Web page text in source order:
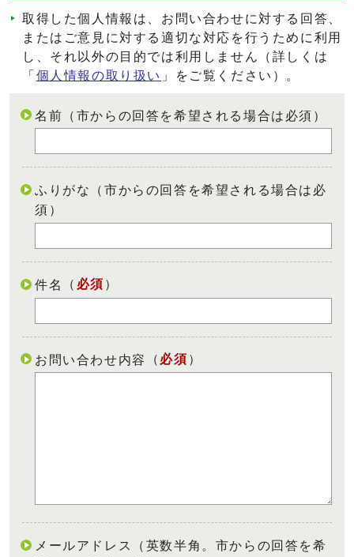
取得した個人情報は、お問い合わせに対する回答、
またはご意見に対する適切な対応を行うために利用
し、それ以外の目的では利用しません（詳しくは
「 個人情報の取り扱い 」をご覧ください）。
名前（市からの回答を希望される場合は必須）
ふりがな（市からの回答を希望される場合は必
須）
件名 （ 必須 ）
お問い合わせ内容 （ 必須 ）
メールアドレス（英数半角。市からの回答を希